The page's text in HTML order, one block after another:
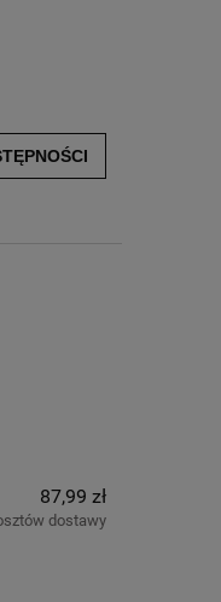
87,99 zł
dostawy